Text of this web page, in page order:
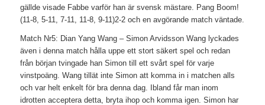
gällde visade Fabbe varför han är svensk mästare. Pang Boom!
(11-8, 5-11, 7-11, 11-8, 9-11)2-2 och en avgörande match väntade.
Match Nr5: Dian Yang Wang – Simon Arvidsson Wang lyckades
även i denna match hålla uppe ett stort säkert spel och redan
från början tvingade han Simon till ett svårt spel för varje
vinstpoäng. Wang tillät inte Simon att komma in i matchen alls
och var helt enkelt för bra denna dag. Ibland får man inom
idrotten acceptera detta, bryta ihop och komma igen. Simon har